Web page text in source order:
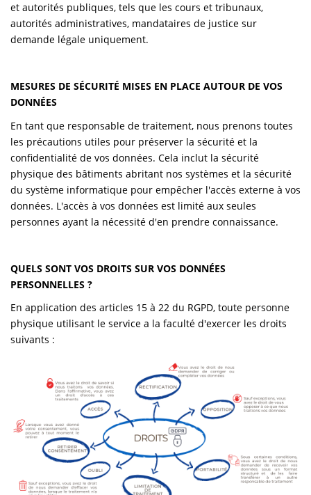
et autorités publiques, tels que les cours et tribunaux,
autorités administratives, mandataires de justice sur
demande légale uniquement.
MESURES DE SÉCURITÉ MISES EN PLACE AUTOUR DE VOS
DONNÉES
En tant que responsable de traitement, nous prenons toutes
les précautions utiles pour préserver la sécurité et la
confidentialité de vos données. Cela inclut la sécurité
physique des bâtiments abritant nos systèmes et la sécurité
du système informatique pour empêcher l'accès externe à vos
données. L'accès à vos données est limité aux seules
personnes ayant la nécessité d'en prendre connaissance.
QUELS SONT VOS DROITS SUR VOS DONNÉES
PERSONNELLES ?
En application des articles 15 à 22 du RGPD, toute personne
physique utilisant le service a la faculté d'exercer les droits
suivants :